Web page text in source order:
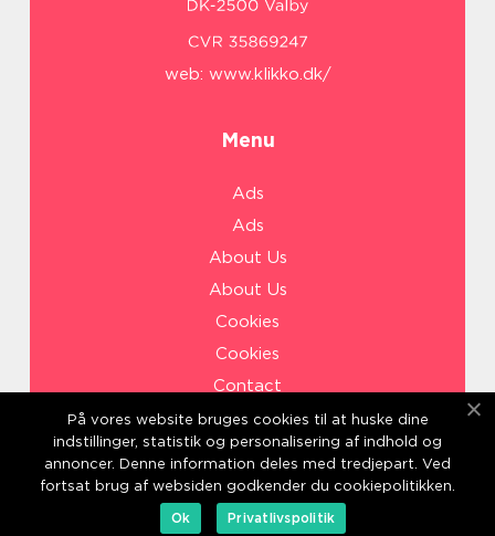
web: www.klikko.dk/
Menu
Ads
Ads
About Us
About Us
Cookies
Cookies
Contact
Contact
Sitemap
Sitemap
På vores website bruges cookies til at huske dine
indstillinger, statistik og personalisering af indhold og
annoncer. Denne information deles med tredjepart. Ved
fortsat brug af websiden godkender du cookiepolitikken.
Ok
Privatlivspolitik